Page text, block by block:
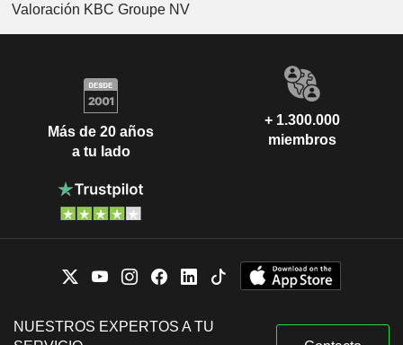
Valoración KBC Groupe NV
Más de 20 años
a tu lado
+ 1.300.000
miembros
NUESTROS EXPERTOS A TU